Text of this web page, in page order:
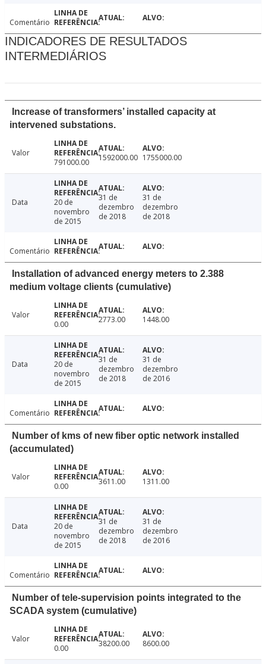
Comentário
INDICADORES DE RESULTADOS
INTERMEDIÁRIOS
Increase of transformers’ installed capacity at
intervened substations.
Valor
791000.00
1592000.00 1755000.00
Data
20 de
novembro
de 2015
31 de
dezembro
de 2018
31 de
dezembro
de 2018
Comentário
Installation of advanced energy meters to 2.388
medium voltage clients (cumulative)
Valor
0.00
2773.00 1448.00
Data
20 de
novembro
de 2015
31 de
dezembro
de 2018
31 de
dezembro
de 2016
Comentário
Number of kms of new fiber optic network installed
(accumulated)
Valor
0.00
3611.00 1311.00
Data
20 de
novembro
de 2015
31 de
dezembro
de 2018
31 de
dezembro
de 2016
Comentário
Number of tele-supervision points integrated to the
SCADA system (cumulative)
Valor
0.00
38200.00 8600.00